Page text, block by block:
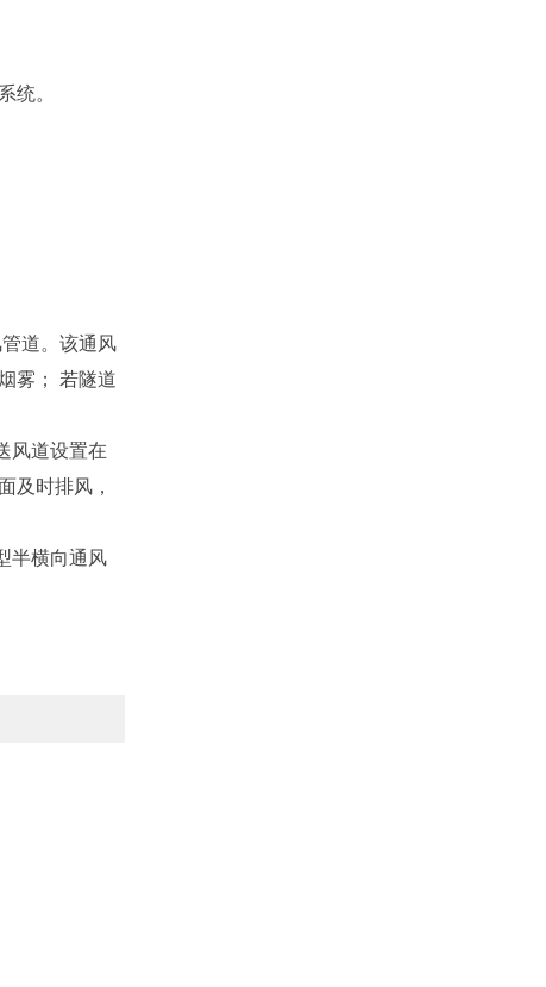
统。
道。该通风
雾； 若隧道
风道设置在
及时排风，
半横向通风